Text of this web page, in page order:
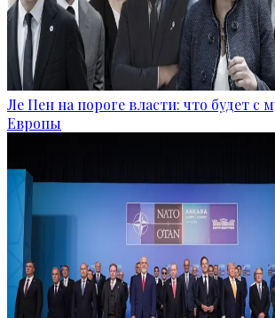
Ле Пен на пороге власти: что будет с
Европы